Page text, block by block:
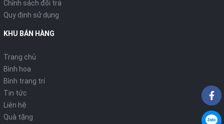
Chính sách đổi trả
Quy định sử dụng
KHU BÁN HÀNG
Trang chủ
Bình hoa
Bình trang trí
Tin tức
Liên hệ
Quà tặng